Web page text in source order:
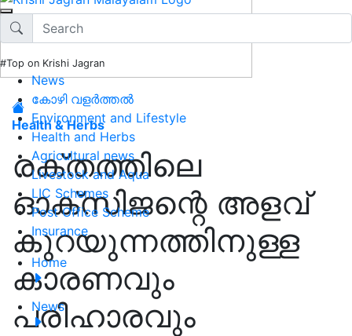
#Top on Krishi Jagran
News
കോഴി വളർത്തൽ
Environment and Lifestyle
Health and Herbs
Agricultural news
Livestock and Aqua
LIC Schemes
Post Office Scheme
Insurance
Home
News
Health & Herbs
രക്തത്തിലെ
ഓക്‌സിജന്റെ അളവ്
കുറയുന്നത്തിനുള്ള
കാരണവും
പരിഹാരവും